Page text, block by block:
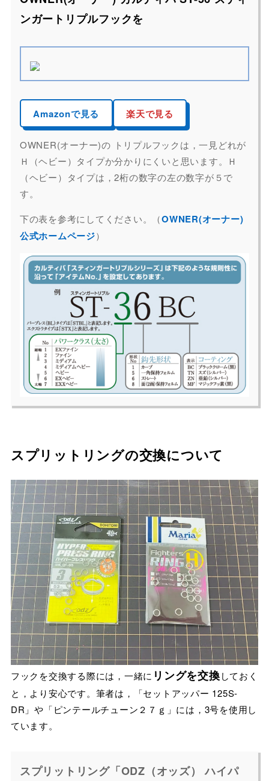
ンガートリプルフックを
Amazonで見る 楽天で見る
OWNER(オーナー)の トリプルフックは，一見どれが
Ｈ（ヘビー）タイプか分かりにくいと思います。Ｈ
（ヘビー）タイプは，2桁の数字の左の数字が５で
す。
下の表を参考にしてください。（OWNER(オーナー)
公式ホームページ）
スプリットリングの交換について
フックを交換する際には，一緒に リングを交換しておく
と，より安心です。筆者は，「セットアッパー 125S-
DR」や「ピンテールチューン２７ｇ」には，3号を使用し
ています。
スプリットリング「ODZ（オッズ） ハイパ